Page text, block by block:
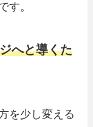
す。
へと導くた
を少し変える